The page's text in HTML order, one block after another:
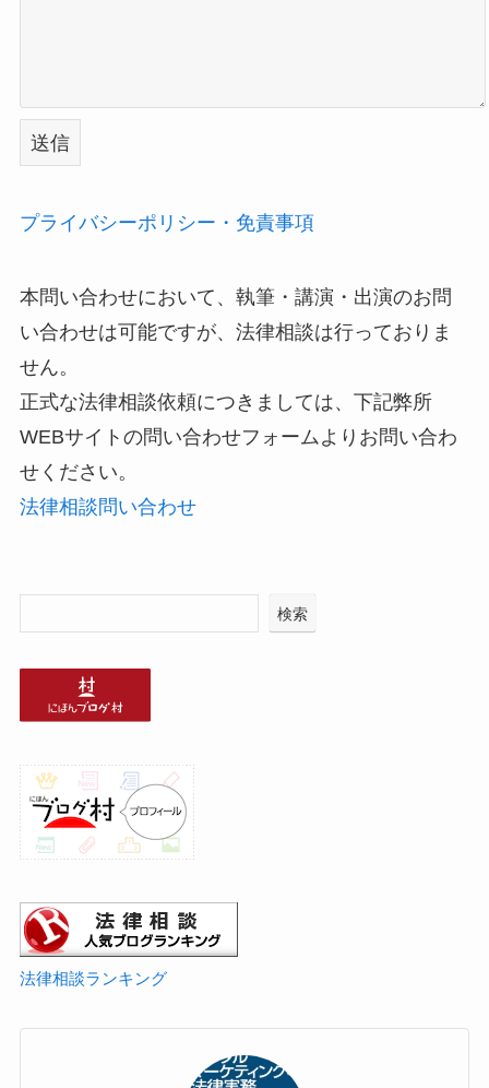
プライバシーポリシー・免責事項
本問い合わせにおいて、執筆・講演・出演のお問
い合わせは可能ですが、法律相談は行っておりま
せん。
正式な法律相談依頼につきましては、下記弊所
WEBサイトの問い合わせフォームよりお問い合わ
せください。
法律相談問い合わせ
検索
法律相談ランキング